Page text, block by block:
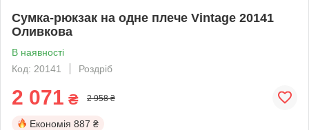
Сумка-рюкзак на одне плече Vintage 20141
Оливкова
В наявності
Код: 20141
Роздріб
2 071 ₴ 2 958 ₴
Економія 887 ₴